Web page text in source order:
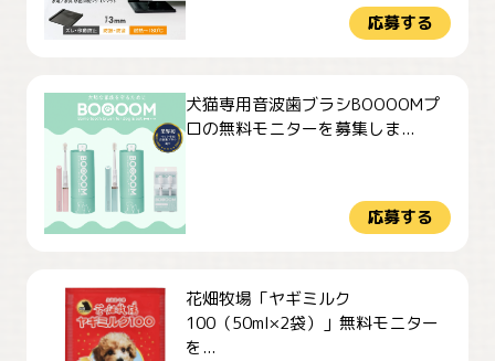
応募する
犬猫専用音波歯ブラシBOOOOMプ
ロの無料モニターを募集しま...
応募する
花畑牧場「ヤギミルク
100（50ml×2袋）」無料モニター
を...